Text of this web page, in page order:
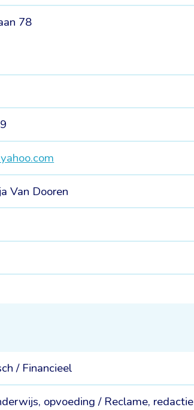
78
Van Dooren
/ Financieel
opvoeding / Reclame, redactie